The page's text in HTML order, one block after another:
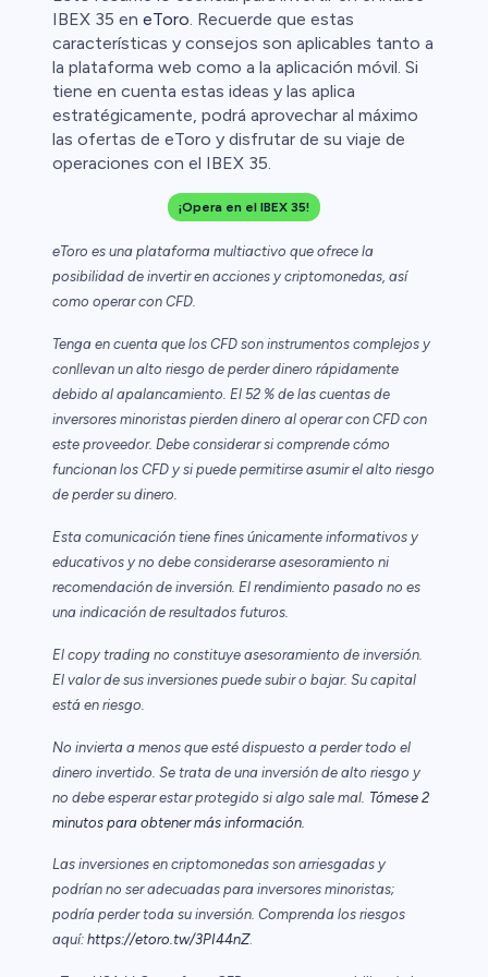
IBEX 35 en eToro. Recuerde que estas
características y consejos son aplicables tanto a
la plataforma web como a la aplicación móvil. Si
tiene en cuenta estas ideas y las aplica
estratégicamente, podrá aprovechar al máximo
las ofertas de eToro y disfrutar de su viaje de
operaciones con el IBEX 35.
¡Opera en el IBEX 35!
eToro es una plataforma multiactivo que ofrece la
posibilidad de invertir en acciones y criptomonedas, así
como operar con CFD.
Tenga en cuenta que los CFD son instrumentos complejos y
conllevan un alto riesgo de perder dinero rápidamente
debido al apalancamiento. El 52 % de las cuentas de
inversores minoristas pierden dinero al operar con CFD con
este proveedor. Debe considerar si comprende cómo
funcionan los CFD y si puede permitirse asumir el alto riesgo
de perder su dinero.
Esta comunicación tiene fines únicamente informativos y
educativos y no debe considerarse asesoramiento ni
recomendación de inversión. El rendimiento pasado no es
una indicación de resultados futuros.
El copy trading no constituye asesoramiento de inversión.
El valor de sus inversiones puede subir o bajar. Su capital
está en riesgo.
No invierta a menos que esté dispuesto a perder todo el
dinero invertido. Se trata de una inversión de alto riesgo y
no debe esperar estar protegido si algo sale mal. Tómese 2
minutos para obtener más información.
Las inversiones en criptomonedas son arriesgadas y
podrían no ser adecuadas para inversores minoristas;
podría perder toda su inversión. Comprenda los riesgos
aquí: https://etoro.tw/3PI44nZ.